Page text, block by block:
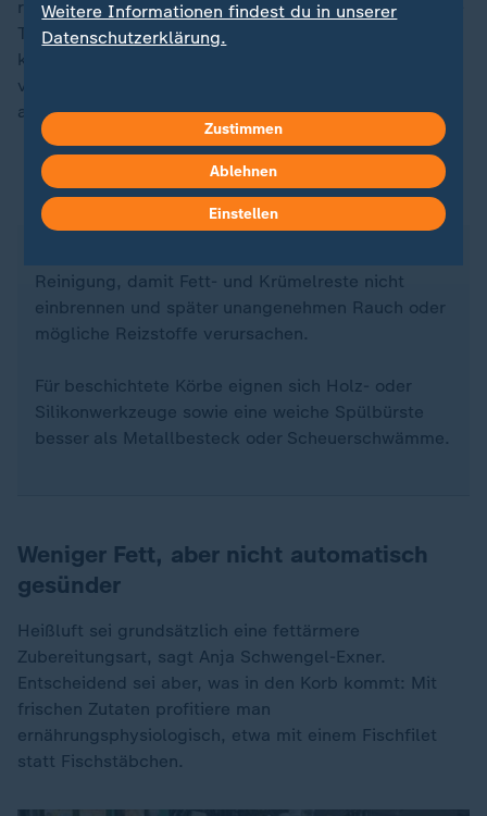
rutschfeste Füße. Empfehlenswert sei zudem ein Cool-
Touch-Gehäuse - also eine Außenhülle, die so
konstruiert ist, dass sie auch im Betrieb
vergleichsweise kühl bleibt und sich das Gerät besser
anfassen lässt.
Airfryer richtig reinigen
Reinigung, damit Fett- und Krümelreste nicht
einbrennen und später unangenehmen Rauch oder
mögliche Reizstoffe verursachen.
Für beschichtete Körbe eignen sich Holz- oder
Silikonwerkzeuge sowie eine weiche Spülbürste
besser als Metallbesteck oder Scheuerschwämme.
Weniger Fett, aber nicht automatisch
gesünder
Heißluft sei grundsätzlich eine fettärmere
Zubereitungsart, sagt Anja Schwengel-Exner.
Entscheidend sei aber, was in den Korb kommt: Mit
frischen Zutaten profitiere man
ernährungsphysiologisch, etwa mit einem Fischfilet
statt Fischstäbchen.
Weitere Informationen findest du in unserer
Datenschutzerklärung.
Zustimmen
Ablehnen
Einstellen